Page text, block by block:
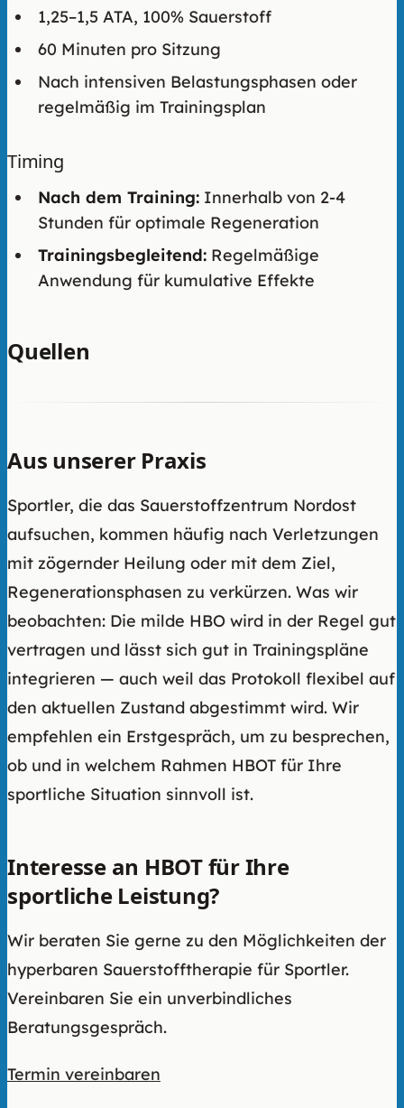
1,25–1,5 ATA, 100% Sauerstoff
60 Minuten pro Sitzung
Nach intensiven Belastungsphasen oder
regelmäßig im Trainingsplan
Timing
Nach dem Training: Innerhalb von 2-4
Stunden für optimale Regeneration
Trainingsbegleitend: Regelmäßige
Anwendung für kumulative Effekte
Quellen
Aus unserer Praxis
Sportler, die das Sauerstoffzentrum Nordost
aufsuchen, kommen häufig nach Verletzungen
mit zögernder Heilung oder mit dem Ziel,
Regenerationsphasen zu verkürzen. Was wir
beobachten: Die milde HBO wird in der Regel gut
vertragen und lässt sich gut in Trainingspläne
integrieren — auch weil das Protokoll flexibel auf
den aktuellen Zustand abgestimmt wird. Wir
empfehlen ein Erstgespräch, um zu besprechen,
ob und in welchem Rahmen HBOT für Ihre
sportliche Situation sinnvoll ist.
Interesse an HBOT für Ihre
sportliche Leistung?
Wir beraten Sie gerne zu den Möglichkeiten der
hyperbaren Sauerstofftherapie für Sportler.
Vereinbaren Sie ein unverbindliches
Beratungsgespräch.
Termin vereinbaren